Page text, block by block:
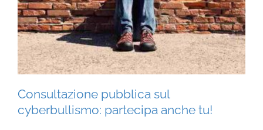
Consultazione pubblica sul
cyberbullismo: partecipa anche tu!